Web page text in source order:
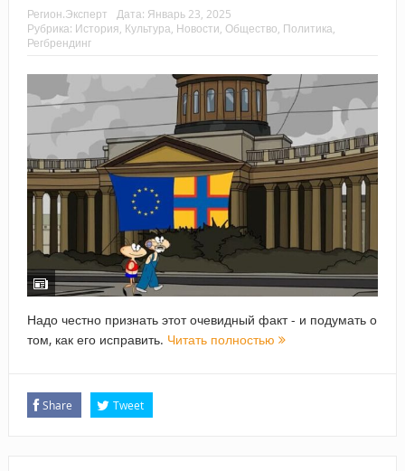
Регион.Эксперт Дата: Январь 23, 2025
Рубрика: История Культура Новости Общество Политика
Регбрендинг
Надо честно признать этот очевидный факт - и подумать о
том, как его исправить. Читать полностью
Share Tweet